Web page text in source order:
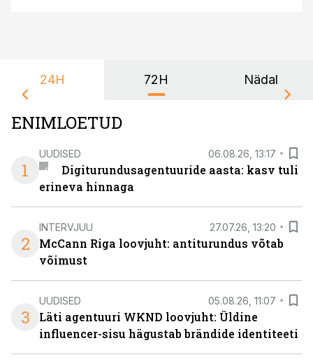
24H 72H Nädal
ENIMLOETUD
1
UUDISED 06.08.26, 13:17
Digiturundusagentuuride aasta: kasv tuli
erineva hinnaga
2
INTERVJUU 27.07.26, 13:20
McCann Riga loovjuht: antiturundus võtab
võimust
3
UUDISED 05.08.26, 11:07
Läti agentuuri WKND loovjuht: Üldine
influencer-sisu hägustab brändide identiteeti